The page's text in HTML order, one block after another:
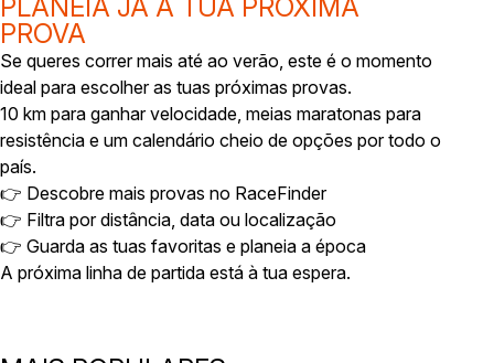
PLANEIA JÁ A TUA PRÓXIMA
PROVA
Se queres correr mais até ao verão, este é o momento
ideal para escolher as tuas próximas provas.
10 km para ganhar velocidade, meias maratonas para
resistência e um calendário cheio de opções por todo o
país.
👉 Descobre mais provas no RaceFinder
👉 Filtra por distância, data ou localização
👉 Guarda as tuas favoritas e planeia a época
A próxima linha de partida está à tua espera.